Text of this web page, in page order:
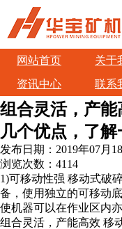
网站首页 关于
资讯中心
联系
组合灵活，产
几个优点，了解
发布日期： 2019年07月
浏览次数： 4114
1)可移动性强 移动式破
备，使用独立的可移动
使机器可以在作业区内
组合灵活，产能高效 移